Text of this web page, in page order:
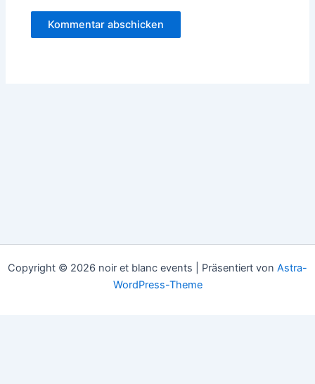
Copyright © 2026 noir et blanc events | Präsentiert von Astra-
WordPress-Theme